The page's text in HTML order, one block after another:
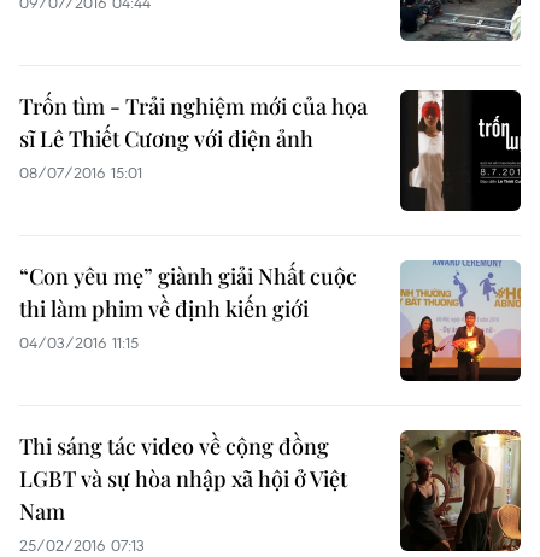
Trốn tìm - Trải nghiệm mới của họa
sĩ Lê Thiết Cương với điện ảnh
08/07/2016 15:01
“Con yêu mẹ” giành giải Nhất cuộc
thi làm phim về định kiến giới
04/03/2016 11:15
Thi sáng tác video về cộng đồng
LGBT và sự hòa nhập xã hội ở Việt
Nam
25/02/2016 07:13